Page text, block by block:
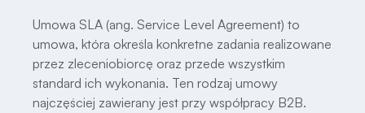
Umowa SLA (ang. Service Level Agreement) to
umowa, która określa konkretne zadania realizowane
przez zleceniobiorcę oraz przede wszystkim
standard ich wykonania. Ten rodzaj umowy
najczęściej zawierany jest przy współpracy B2B.